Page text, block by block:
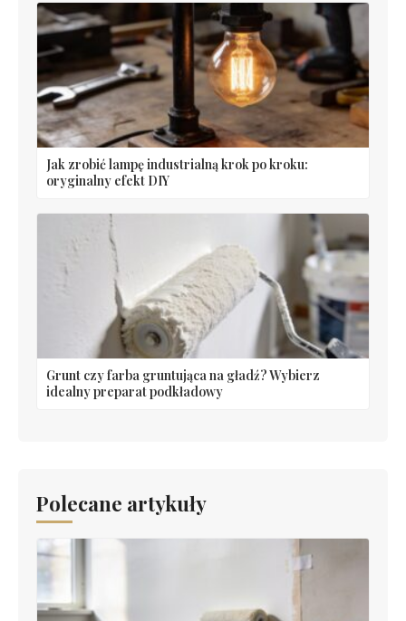
Jak zrobić lampę industrialną krok po kroku:
oryginalny efekt DIY
Grunt czy farba gruntująca na gładź? Wybierz
idealny preparat podkładowy
Polecane artykuły